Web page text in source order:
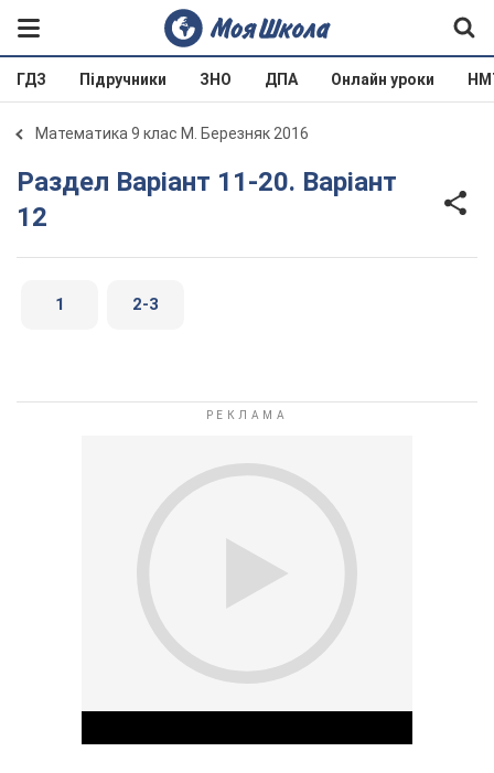
ГДЗ Підручники ЗНО ДПА Онлайн уроки
Математика 9 клас М. Березняк 2016
Раздел Варіант 11-20. Варіант
12
1 2-3